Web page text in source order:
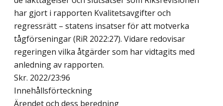
har gjort i rapporten Kvalitetsavgifter och
regressrätt – statens insatser för att motverka
tågförseningar (RiR 2022:27). Vidare redovisar
regeringen vilka åtgärder som har vidtagits med
anledning av rapporten.
Skr. 2022/23:96
Innehållsförteckning
Ärendet och dess beredning